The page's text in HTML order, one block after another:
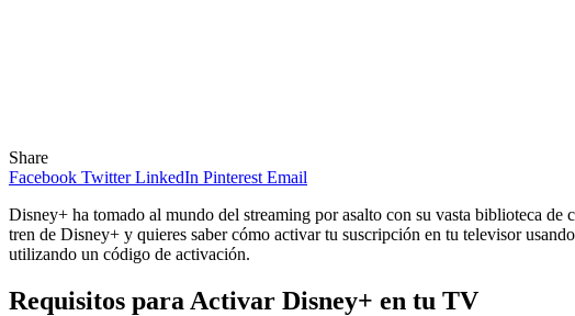
Share
Facebook Twitter LinkedIn Pinterest Email
Disney+ ha tomado al mundo del streaming por asalto con su vasta biblioteca
tren de Disney+ y quieres saber cómo activar tu suscripción en tu televisor
utilizando un código de activación.
Requisitos para Activar Disney+ en tu TV